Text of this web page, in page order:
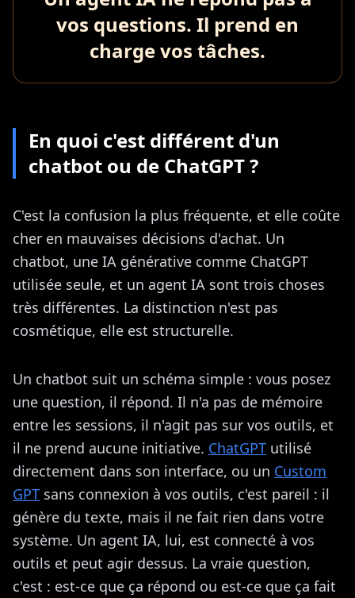
vos questions. Il prend en
charge vos tâches.
En quoi c'est différent d'un
chatbot ou de ChatGPT ?
C'est la confusion la plus fréquente, et elle coûte
cher en mauvaises décisions d'achat. Un
chatbot, une IA générative comme ChatGPT
utilisée seule, et un agent IA sont trois choses
très différentes. La distinction n'est pas
cosmétique, elle est structurelle.
Un chatbot suit un schéma simple : vous posez
une question, il répond. Il n'a pas de mémoire
entre les sessions, il n'agit pas sur vos outils, et
il ne prend aucune initiative. ChatGPT utilisé
directement dans son interface, ou un Custom
GPT sans connexion à vos outils, c'est pareil : il
génère du texte, mais il ne fait rien dans votre
système. Un agent IA, lui, est connecté à vos
outils et peut agir dessus. La vraie question,
c'est : est-ce que ça répond ou est-ce que ça fait